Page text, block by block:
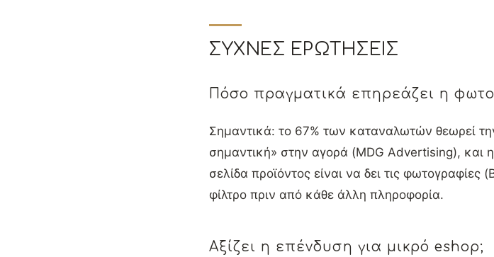
ΣΥΧΝΈΣ ΕΡΩΤΉΣΕΙΣ
Πόσο πραγματικά επηρεάζει η
Σημαντικά: το 67% των καταναλωτών θεωρεί
σημαντική» στην αγορά (MDG Advertising), και
σελίδα προϊόντος είναι να δει τις
φίλτρο πριν από κάθε άλλη πληροφορία.
Αξίζει η επένδυση για μικρό eshop;